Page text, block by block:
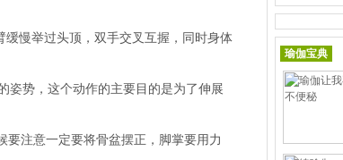
慢举过头顶，双手交叉互握，同时身体
势，这个动作的主要目的是为了伸展
注意一定要将骨盆摆正，脚掌要用力
瑜伽宝典